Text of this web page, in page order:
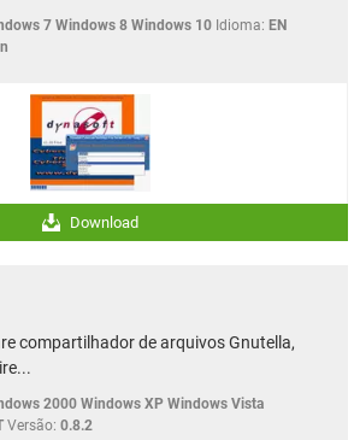
7 Windows 8 Windows 10 Idioma: EN
Download
compartilhador de arquivos Gnutella,
2000 Windows XP Windows Vista
Versão: 0.8.2